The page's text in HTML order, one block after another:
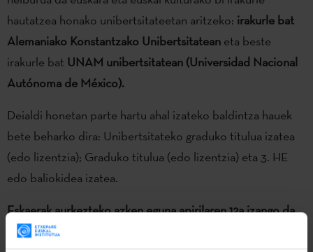
hautatzea honako unibertsitateetan aritzeko: irakurle bat
Alemaniako Konstantzako Unibertsitatean eta beste
irakurle bat UNAM unibertsitatean (Universidad Nacional
Autónoma de México).
Deialdi honetan parte hartu ahal izateko baldintza hauek
bete beharko dira: Unibertsitateko graduko titulua izatea
(edo lizentzia); Graduko titulua (edo lizentzia) eta 3. HE
edo baliokidea izatea.
Eskaerak aurkezteko azken eguna apirilaren 12a izango da
Deialdiaren testu osoa: